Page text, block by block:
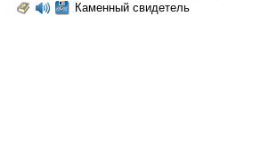
Каменный свидетель